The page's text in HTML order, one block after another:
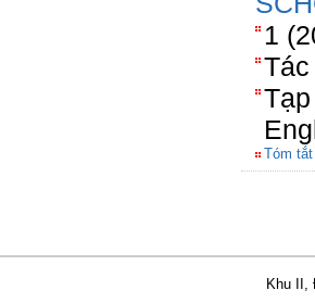
1
Tác
Tóm tắt
Khu II,